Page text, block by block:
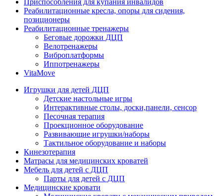
Приспособления для купания инвалидов
Реабилитационные кресла, опоры для сидения,
позиционеры
Реабилитационные тренажеры
Беговые дорожки ДЦП
Велотренажеры
Виброплатформы
Иппотренажеры
VitaMove
Игрушки для детей ДЦП
Детские настольные игры
Интерактивные столы, доски,панели, сенсор
Песочная терапия
Проекционное оборудование
Развивающие игрушки/наборы
Тактильное оборудование и наборы
Кинезотерапия
Матрасы для медицинских кроватей
Мебель для детей с ДЦП
Парты для детей с ДЦП
Медицинские кровати